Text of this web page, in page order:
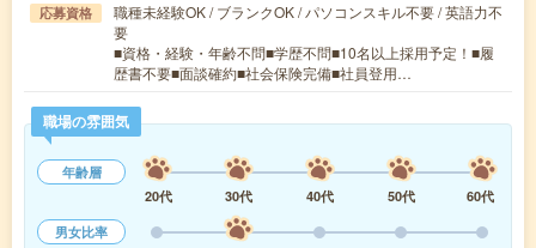
応募資格
職種未経験OK / ブランクOK / パソコンスキル不要 / 英語力不
要
■資格・経験・年齢不問■学歴不問■10名以上採用予定！■履
歴書不要■面談確約■社会保険完備■社員登用…
職場の雰囲気
年齢層
20代
30代 40代 50代
60代
男女比率